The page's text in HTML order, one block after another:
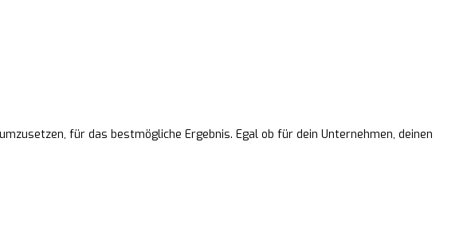
für das bestmögliche Ergebnis. Egal ob für dein Unternehmen, deinen